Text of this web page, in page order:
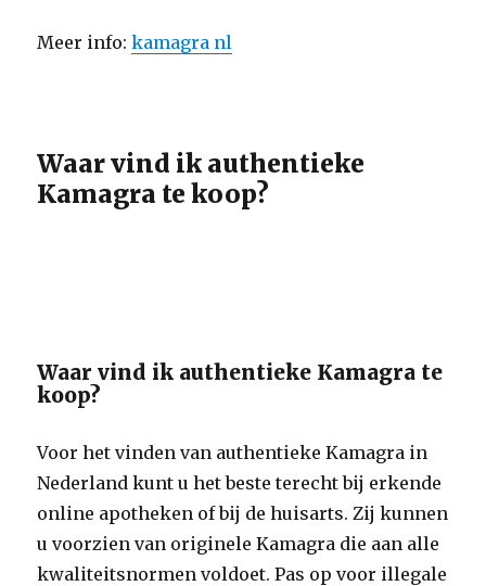
Meer info:kamagra nl
Waar vind ik authentieke
Kamagra te koop?
Waar vind ik authentieke Kamagra te
koop?
Voor het vinden van authentieke Kamagra in
Nederland kunt u het beste terecht bij erkende
online apotheken of bij de huisarts. Zij kunnen
u voorzien van originele Kamagra die aan alle
kwaliteitsnormen voldoet. Pas op voor illegale